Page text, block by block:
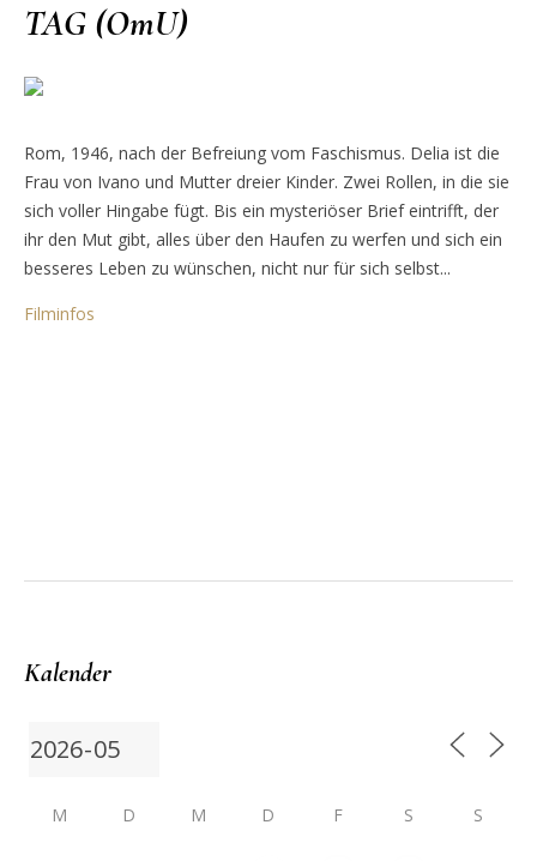
TAG (OmU)
Rom, 1946, nach der Befreiung vom Faschismus. Delia ist die
Frau von Ivano und Mutter dreier Kinder. Zwei Rollen, in die sie
sich voller Hingabe fügt. Bis ein mysteriöser Brief eintrifft, der
ihr den Mut gibt, alles über den Haufen zu werfen und sich ein
besseres Leben zu wünschen, nicht nur für sich selbst...
Filminfos
Kalender
M D M D F S S